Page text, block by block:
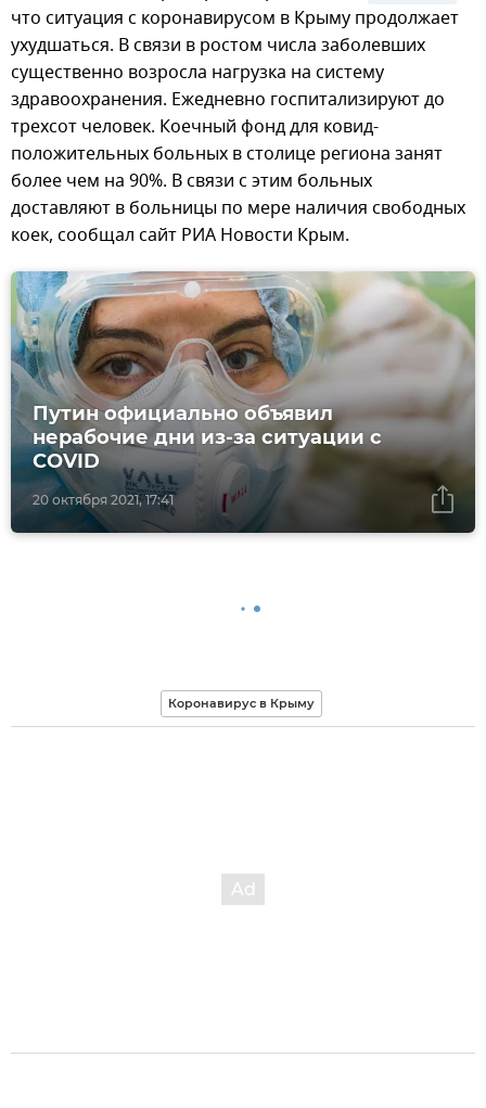
что ситуация с коронавирусом в Крыму продолжает
ухудшаться. В связи в ростом числа заболевших
существенно возросла нагрузка на систему
здравоохранения. Ежедневно госпитализируют до
трехсот человек. Коечный фонд для ковид-
положительных больных в столице региона занят
более чем на 90%. В связи с этим больных
доставляют в больницы по мере наличия свободных
коек, сообщал сайт РИА Новости Крым.
20 октября 2021, 17:41
Путин официально объявил
нерабочие дни из-за ситуации с
COVID
Коронавирус в Крыму